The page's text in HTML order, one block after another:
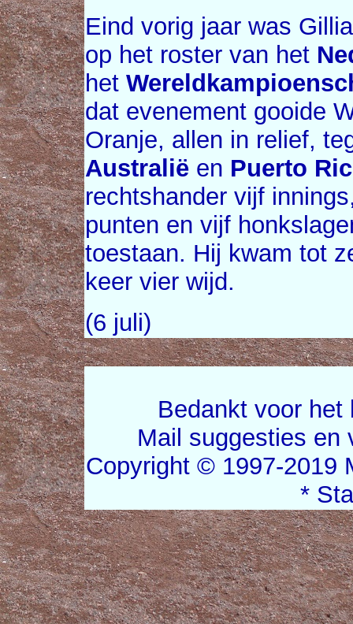
Eind vorig jaar was
op het roster van het
het
dat evenement gooide
Oranje, allen in relief,
Australiëen Puerto
rechtshander vijf
punten en vijf
toestaan. Hij kwam tot
keer vier wijd.
(6 juli)
Bedankt voor
Mail suggesties en
Copyright © 1997-2019
*